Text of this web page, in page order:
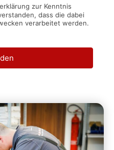
zur Kenntnis
dass die dabei
verarbeitet werden.